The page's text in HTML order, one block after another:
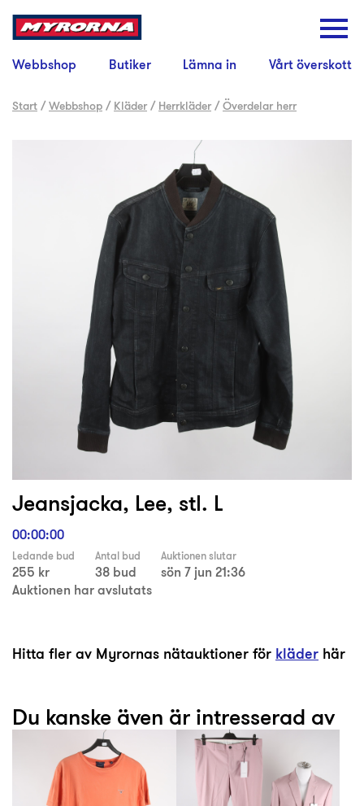
Webbshop Butiker Lämna in Vårt överskott
Start /Webbshop / Kläder / Herrkläder /Överdelar herr
Jeansjacka, Lee, stl. L
00:00:00
Ledande bud
255 kr
Antal bud
38 bud
Auktionen slutar
sön 7 jun 21:36
Auktionen har avslutats
Hitta fler av Myrornas nätauktioner för kläder här
Du kanske även är intresserad av